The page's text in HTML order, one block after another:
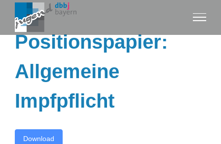
Inhalt
springenPositionspapier:
Allgemeine
Impfpflicht
Download